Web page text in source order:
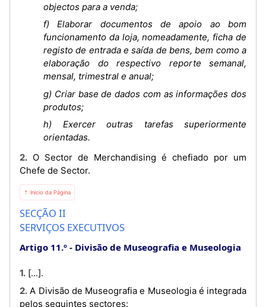
objectos para a venda;
f) Elaborar documentos de apoio ao bom
funcionamento da loja, nomeadamente, ficha de
registo de entrada e saída de bens, bem como a
elaboração do respectivo reporte semanal,
mensal, trimestral e anual;
g) Criar base de dados com as informações dos
produtos;
h) Exercer outras tarefas superiormente
orientadas.
2. O Sector de Merchandising é chefiado por um
Chefe de Sector.
⇡ Início da Página
SECÇÃO II
SERVIÇOS EXECUTIVOS
Artigo 11.º Divisão de Museografia e Museologia
1. [...].
2. A Divisão de Museografia e Museologia é integrada
pelos seguintes sectores: